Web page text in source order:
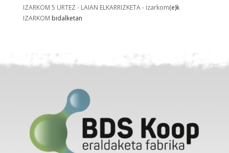
IZARKOM 5 URTEZ - LAIAN ELKARRIZKETA - izarkom(e)k
IZARKOM bidalketan